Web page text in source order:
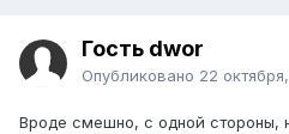
Гость dwor
Опубликовано 22
Вроде смешно, с одной стороны,